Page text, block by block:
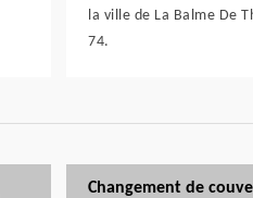
la ville de La Balme De
74.
Changement de